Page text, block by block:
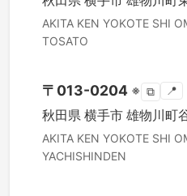
AKITA KEN YOKOTE SHI
TOSATO
〒 013-0204 ※ ⧉ 📍
秋田県 横手市 雄物川町
AKITA KEN YOKOTE SHI
YACHISHINDEN